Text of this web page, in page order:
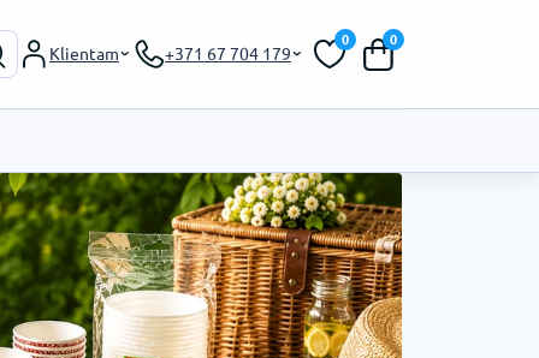
Klientam +371 67 704 179
0 0